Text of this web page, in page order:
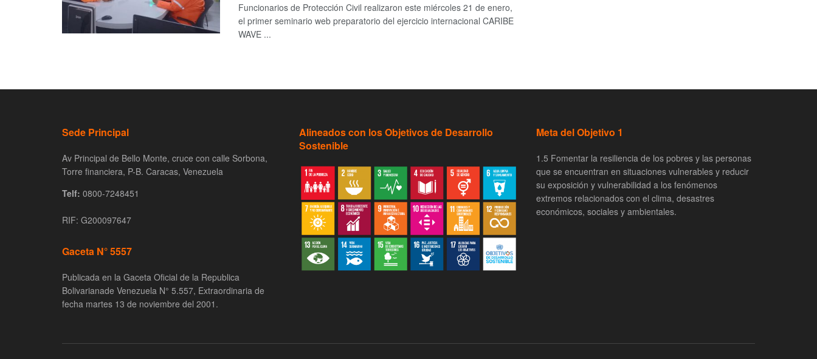
Funcionarios de Protección Civil realizaron este miércoles 21 de enero,
el primer seminario web preparatorio del ejercicio internacional CARIBE
WAVE ...
Sede Principal
Av Principal de Bello Monte, cruce con calle Sorbona,
Torre financiera, P-B. Caracas, Venezuela
Telf: 0800-7248451
RIF: G200097647
Gaceta N° 5557
Publicada en la Gaceta Oficial de la Republica
Bolivarianade Venezuela N° 5.557, Extraordinaria de
fecha martes 13 de noviembre del 2001.
Alineados con los Objetivos de Desarrollo
Sostenible
Meta del Objetivo 1
1.5 Fomentar la resiliencia de los pobres y las personas
que se encuentran en situaciones vulnerables y reducir
su exposición y vulnerabilidad a los fenómenos
extremos relacionados con el clima, desastres
económicos, sociales y ambientales.